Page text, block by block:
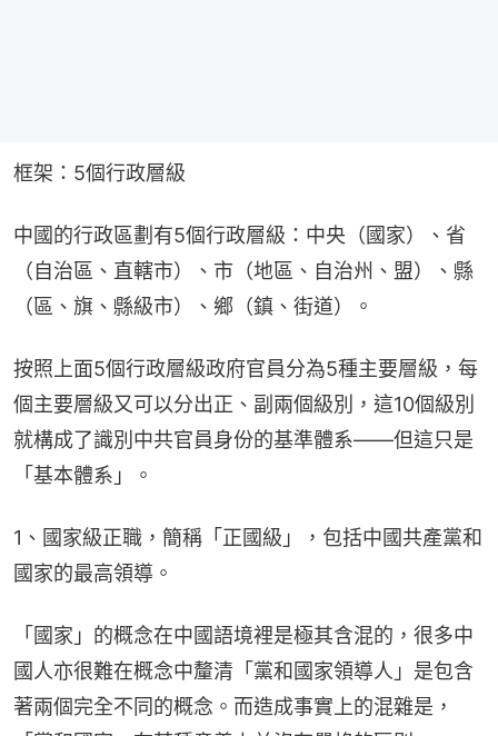
框架：5個行政層級
中國的行政區劃有5個行政層級：中央（國家）、省
（自治區、直轄市）、市（地區、自治州、盟）、縣
（區、旗、縣級市）、鄉（鎮、街道）。
按照上面5個行政層級政府官員分為5種主要層級，每
個主要層級又可以分出正、副兩個級別，這10個級別
就構成了識別中共官員身份的基準體系——但這只是
「基本體系」。
1、國家級正職，簡稱「正國級」，包括中國共產黨和
國家的最高領導。
「國家」的概念在中國語境裡是極其含混的，很多中
國人亦很難在概念中釐清「黨和國家領導人」是包含
著兩個完全不同的概念。而造成事實上的混雜是，